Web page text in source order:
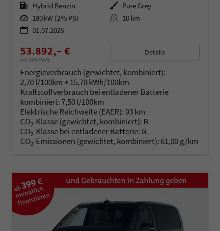
Kraftstoff Hybrid Benzin Außenfarbe Pure Grey
Leistung 180 kW (245 PS) Kilometerstand 10 km
01.07.2026
53.892,– €
incl. 19% MwSt.
Details
Energieverbrauch (gewichtet, kombiniert):
2,70 l/100km + 15,70 kWh/100km
Kraftstoffverbrauch bei entladener Batterie
kombiniert: 7,50 l/100km
Elektrische Reichweite (EAER):93 km
CO2-Klasse (gewichtet, kombiniert): B
CO2-Klasse bei entladener Batterie: G
CO2-Emissionen (gewichtet, kombiniert): 61,00 g/km